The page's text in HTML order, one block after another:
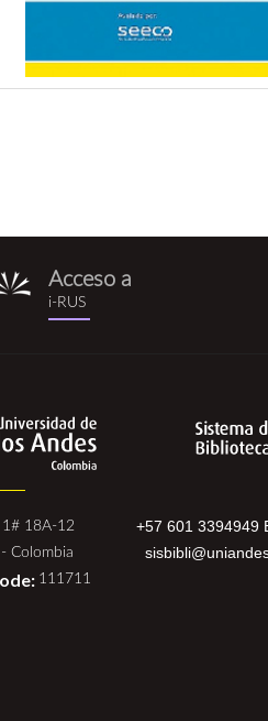
rus.png
Acceso a
i-RUS
1# 18A-12
Colombia
111711
+57 601 3394949